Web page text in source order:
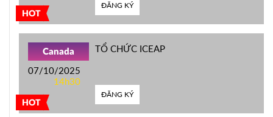
HOT
ĐĂNG KÝ
HOT
Canada
07/10/2025
14h30
TỔ CHỨC ICEAP
ĐĂNG KÝ